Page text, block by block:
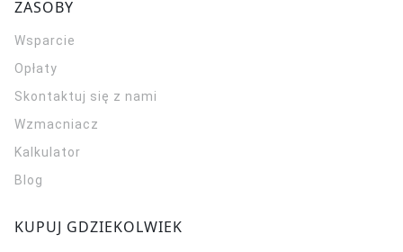
ZASOBY
Wsparcie
Opłaty
Skontaktuj się z nami
Wzmacniacz
Kalkulator
Blog
KUPUJ GDZIEKOLWIEK